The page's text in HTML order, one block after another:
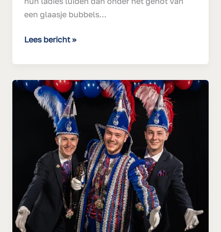
een glaasje bubbels...
Lees bericht »
Jongerenprins
Ties